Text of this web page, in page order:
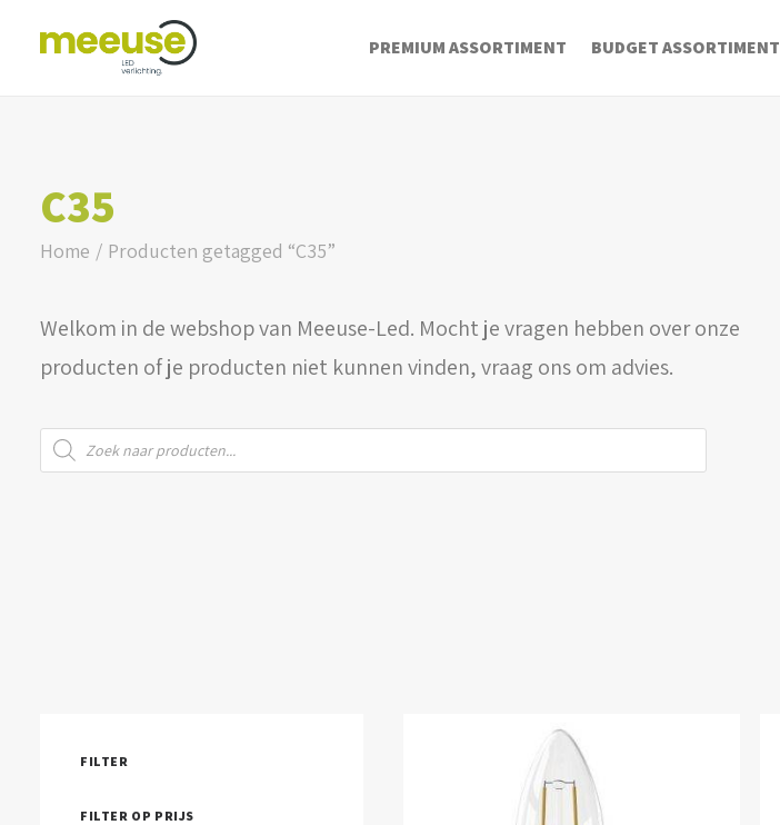
PREMIUM ASSORTIMENT BUDGET ASSORTIMENT
C35
Home Producten getagged “C35”
Welkom in de webshop van Meeuse-Led. Mocht je vragen hebben over onze
producten of je producten niet kunnen vinden, vraag ons om advies.
Producten
zoeken
FILTER
FILTER OP PRIJS